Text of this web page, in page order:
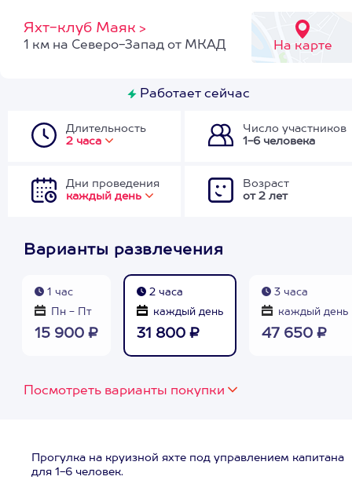
Яхт-клуб Маяк >
На карте
1 км на Северо-Запад от МКАД
Работает сейчас
Длительность
2 часа
Число участников
1-6 человека
Дни проведения
каждый день
Возраст
от 2 лет
Варианты развлечения
1 час
Пн - Пт
15 900 ₽
2 часа
каждый день
31 800 ₽
3 часа
каждый день
47 650 ₽
Посмотреть варианты покупки
Прогулка на круизной яхте под управлением капитана
для 1-6 человек.